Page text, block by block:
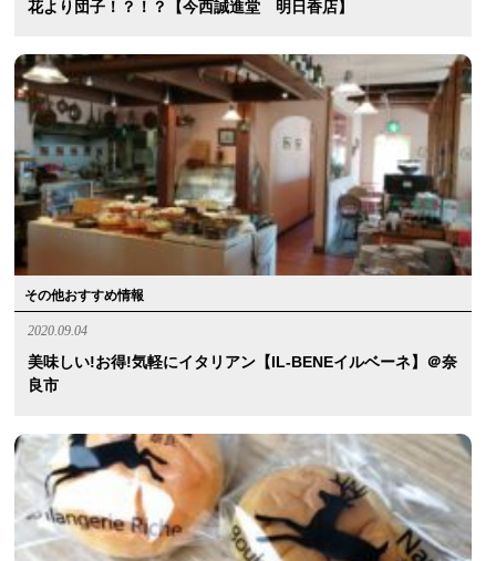
花より団子！？！？【今西誠進堂 明日香店】
その他おすすめ情報
2020.09.04
美味しい!お得!気軽にイタリアン【IL-BENEイルベーネ】＠奈
良市